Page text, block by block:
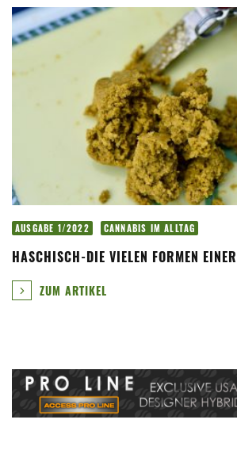
AUSGABE 1/2022 CANNABIS IM ALLTAG
HASCHISCH-DIE VIELEN FORMEN
ZUM ARTIKEL